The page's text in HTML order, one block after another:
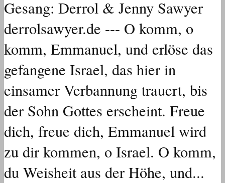
Gesang: Derrol & Jenny Sawyer
derrolsawyer.de --- O komm, o
komm, Emmanuel, und erlöse das
gefangene Israel, das hier in
einsamer Verbannung trauert, bis
der Sohn Gottes erscheint. Freue
dich, freue dich, Emmanuel wird
zu dir kommen, o Israel. O komm,
du Weisheit aus der Höhe, und...